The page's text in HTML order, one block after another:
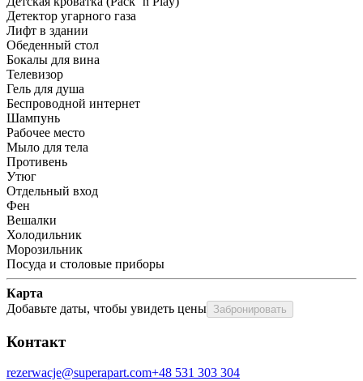
Детектор угарного газа
Лифт в здании
Обеденный стол
Бокалы для вина
Телевизор
Гель для душа
Беспроводной интернет
Шампунь
Рабочее место
Мыло для тела
Противень
Утюг
Отдельный вход
Фен
Вешалки
Холодильник
Морозильник
Посуда и столовые приборы
Карта
Добавьте даты, чтобы увидеть цены Забронировать
Контакт
rezerwacje@superapart.com+48 531 303 304